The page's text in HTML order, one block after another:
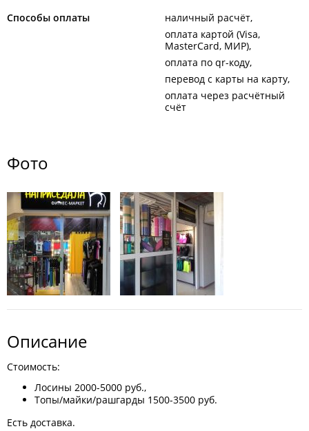
Способы оплаты
наличный расчёт
оплата картой (Visa,
MasterCard, МИР)
оплата по qr-коду
перевод с карты на карту
оплата через расчётный
счёт
Фото
Описание
Стоимость:
Лосины 2000-5000 руб.,
Топы/майки/рашгарды 1500-3500 руб.
Есть доставка.